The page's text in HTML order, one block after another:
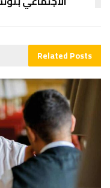
RelatedPosts